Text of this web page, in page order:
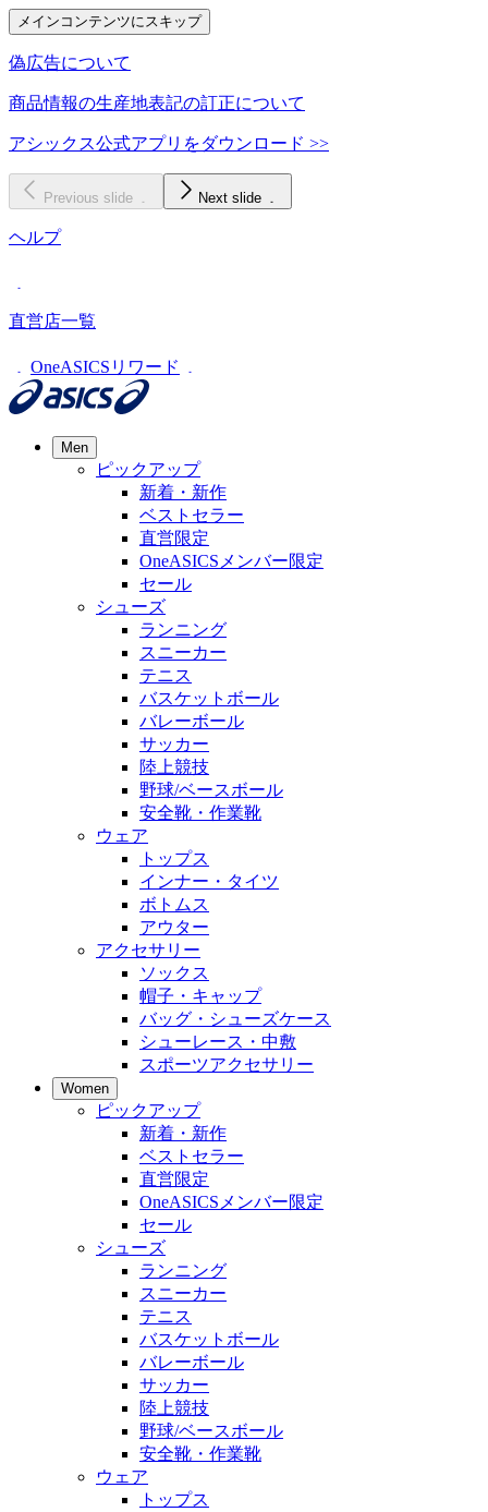
メインコンテンツにスキップ
偽広告について
商品情報の生産地表記の訂正について
アシックス公式アプリをダウンロード >>
Previous slide Next slide
ヘルプ
直営店一覧
OneASICSリワード
Men
ピックアップ
新着・新作
ベストセラー
直営限定
OneASICSメンバー限定
セール
シューズ
ランニング
スニーカー
テニス
バスケットボール
バレーボール
サッカー
陸上競技
野球/ベースボール
安全靴・作業靴
ウェア
トップス
インナー・タイツ
ボトムス
アウター
アクセサリー
ソックス
帽子・キャップ
バッグ・シューズケース
シューレース・中敷
スポーツアクセサリー
Women
ピックアップ
新着・新作
ベストセラー
直営限定
OneASICSメンバー限定
セール
シューズ
ランニング
スニーカー
テニス
バスケットボール
バレーボール
サッカー
陸上競技
野球/ベースボール
安全靴・作業靴
ウェア
トップス